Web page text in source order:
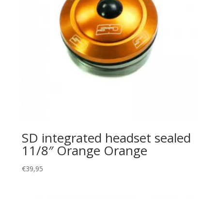
SD integrated headset sealed
11/8″ Orange Orange
€39,95